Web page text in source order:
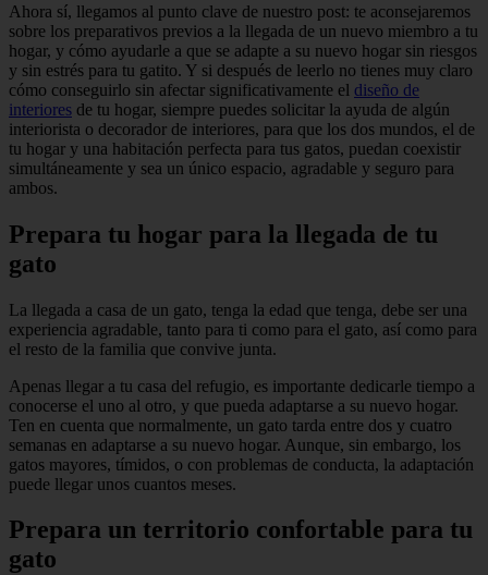
Ahora sí, llegamos al punto clave de nuestro post: te aconsejaremos
sobre los preparativos previos a la llegada de un nuevo miembro a tu
hogar, y cómo ayudarle a que se adapte a su nuevo hogar sin riesgos
y sin estrés para tu gatito. Y si después de leerlo no tienes muy claro
cómo conseguirlo sin afectar significativamente el diseño de
interiores de tu hogar, siempre puedes solicitar la ayuda de algún
interiorista o decorador de interiores, para que los dos mundos, el de
tu hogar y una habitación perfecta para tus gatos, puedan coexistir
simultáneamente y sea un único espacio, agradable y seguro para
ambos.
Prepara tu hogar para la llegada de tu
gato
La llegada a casa de un gato, tenga la edad que tenga, debe ser una
experiencia agradable, tanto para ti como para el gato, así como para
el resto de la familia que convive junta.
Apenas llegar a tu casa del refugio, es importante dedicarle tiempo a
conocerse el uno al otro, y que pueda adaptarse a su nuevo hogar.
Ten en cuenta que normalmente, un gato tarda entre dos y cuatro
semanas en adaptarse a su nuevo hogar. Aunque, sin embargo, los
gatos mayores, tímidos, o con problemas de conducta, la adaptación
puede llegar unos cuantos meses.
Prepara un territorio confortable para tu
gato